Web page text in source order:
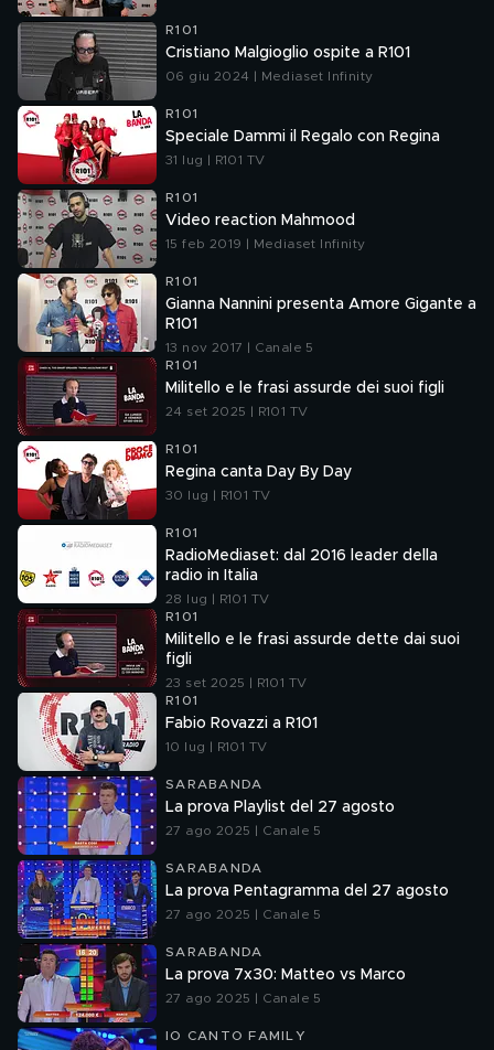
R101
Cristiano Malgioglio ospite a R101
06 giu 2024 | Mediaset Infinity
R101
Speciale Dammi il Regalo con Regina
31 lug | R101 TV
R101
Video reaction Mahmood
15 feb 2019 | Mediaset Infinity
R101
Gianna Nannini presenta Amore Gigante a
R101
13 nov 2017 | Canale 5
R101
Militello e le frasi assurde dei suoi figli
24 set 2025 | R101 TV
R101
Regina canta Day By Day
30 lug | R101 TV
R101
RadioMediaset: dal 2016 leader della
radio in Italia
28 lug | R101 TV
R101
Militello e le frasi assurde dette dai suoi
figli
23 set 2025 | R101 TV
R101
Fabio Rovazzi a R101
10 lug | R101 TV
SARABANDA
La prova Playlist del 27 agosto
27 ago 2025 | Canale 5
SARABANDA
La prova Pentagramma del 27 agosto
27 ago 2025 | Canale 5
SARABANDA
La prova 7x30: Matteo vs Marco
27 ago 2025 | Canale 5
IO CANTO FAMILY